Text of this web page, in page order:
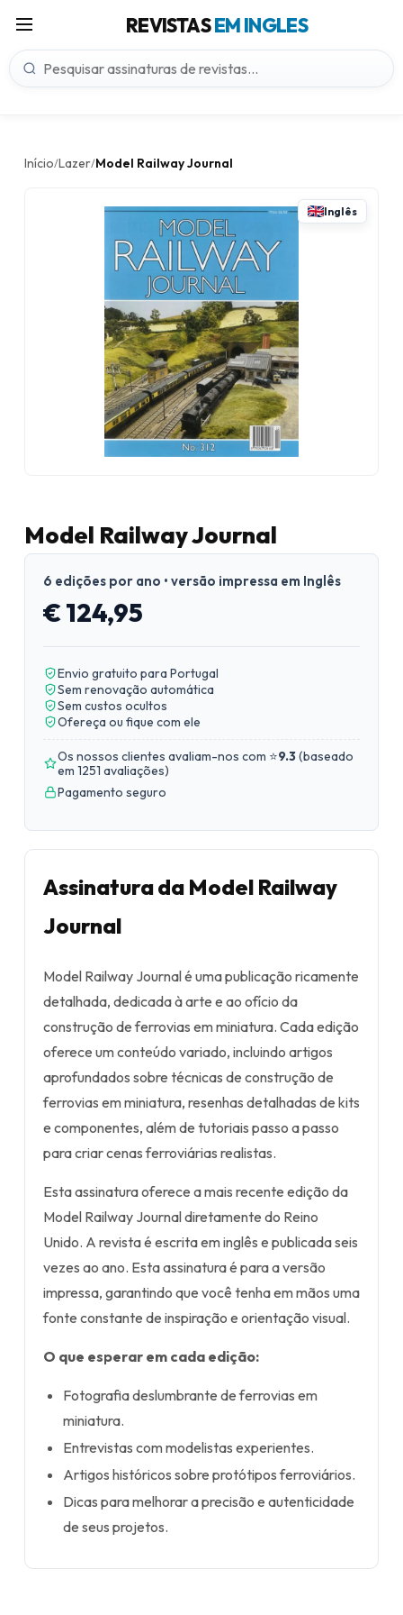
REVISTASEM INGLES
Início/Lazer/Model Railway Journal
Inglês
Model Railway Journal
6 edições por ano • versão impressa em Inglês
€ 124,95
Envio gratuito para Portugal
Sem renovação automática
Sem custos ocultos
Ofereça ou fique com ele
Os nossos clientes avaliam-nos com ⭐9.3(baseado
em 1251 avaliações)
Pagamento seguro
Assinatura da Model Railway
Journal
Model Railway Journal é uma publicação ricamente
detalhada, dedicada à arte e ao ofício da
construção de ferrovias em miniatura. Cada edição
oferece um conteúdo variado, incluindo artigos
aprofundados sobre técnicas de construção de
ferrovias em miniatura, resenhas detalhadas de kits
e componentes, além de tutoriais passo a passo
para criar cenas ferroviárias realistas.
Esta assinatura oferece a mais recente edição da
Model Railway Journal diretamente do Reino
Unido. A revista é escrita em inglês e publicada seis
vezes ao ano. Esta assinatura é para a versão
impressa, garantindo que você tenha em mãos uma
fonte constante de inspiração e orientação visual.
O que esperar em cada edição:
Fotografia deslumbrante de ferrovias em
miniatura.
Entrevistas com modelistas experientes.
Artigos históricos sobre protótipos ferroviários.
Dicas para melhorar a precisão e autenticidade
de seus projetos.